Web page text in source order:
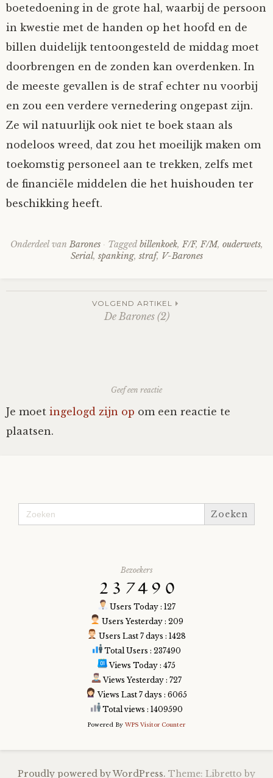
boetedoening in de grote hal, waarbij de persoon
in kwestie met de handen op het hoofd en de
billen duidelijk tentoongesteld de middag moet
doorbrengen en de zonden kan overdenken. In
de meeste gevallen is de straf echter nu voorbij
en zou een verdere vernedering ongepast zijn.
Ze wil natuurlijk ook niet te boek staan als
nodeloos wreed, dat zou het moeilijk maken om
toekomstig personeel aan te trekken, zelfs met
de financiële middelen die het huishouden ter
beschikking heeft.
Onderdeel van Barones Tagged billenkoek, F/F, F/M, ouderwets,
Serial, spanking, straf, V-Barones
Post
VOLGEND ARTIKEL
De Barones (2)
Geef een reactie
Je moet ingelogd zijn op om een reactie te
plaatsen.
Zoek
naar:
Bezoekers
Users Today : 127
Users Yesterday : 209
Users Last 7 days : 1428
Total Users : 237490
Views Today : 475
Views Yesterday : 727
Views Last 7 days : 6065
Total views : 1409590
Powered By WPS Visitor Counter
Proudly powered by WordPress. Theme: Libretto by